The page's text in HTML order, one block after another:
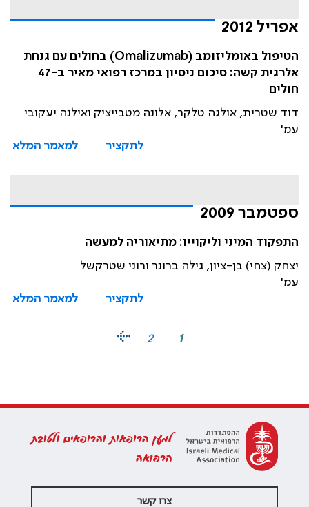
אפריל 2012
הטיפול באומליזומב (Omalizumab) בחולים עם גנחת
אלרגית קשה: סיכום ניסיון במרכז רפואי מאיר ב-47
חולים
דוד שטרית, אולגה טלקר, אלונה מטבייציק ואילנה יעקובי
עמ'
לתקציר
למאמר המלא
ספטמבר 2009
התפקוד המיני וליקוייו: מתיאוריה למעשה
יצחק (צחי) בן-ציון, גילה ברונר ורוני שטרקשל
עמ'
לתקציר
למאמר המלא
1
2
למען הרופאות והרופאים ולטובת
הרפואה
צרו קשר